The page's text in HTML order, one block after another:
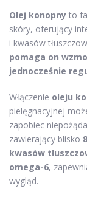
Olej konopny to
skóry, oferujący
i kwasów
pomaga on
jednocześnie
Włączenie oleju
pielęgnacyjnej
zapobiec
zawierający blisko
kwasów
omega-6,
wygląd.